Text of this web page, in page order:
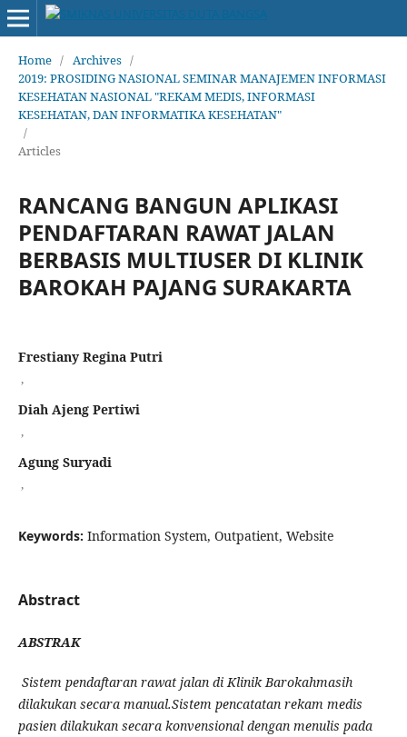
Home / Archives /
2019: PROSIDING NASIONAL SEMINAR MANAJEMEN INFORMASI
KESEHATAN NASIONAL "REKAM MEDIS, INFORMASI
KESEHATAN, DAN INFORMATIKA KESEHATAN"
/
Articles
RANCANG BANGUN APLIKASI
PENDAFTARAN RAWAT JALAN
BERBASIS MULTIUSER DI KLINIK
BAROKAH PAJANG SURAKARTA
Frestiany Regina Putri
,
Diah Ajeng Pertiwi
,
Agung Suryadi
,
Keywords: Information System, Outpatient, Website
Abstract
ABSTRAK
Sistem pendaftaran rawat jalan di Klinik Barokahmasih
dilakukan secara manual.Sistem pencatatan rekam medis
pasien dilakukan secara konvensional dengan menulis pada